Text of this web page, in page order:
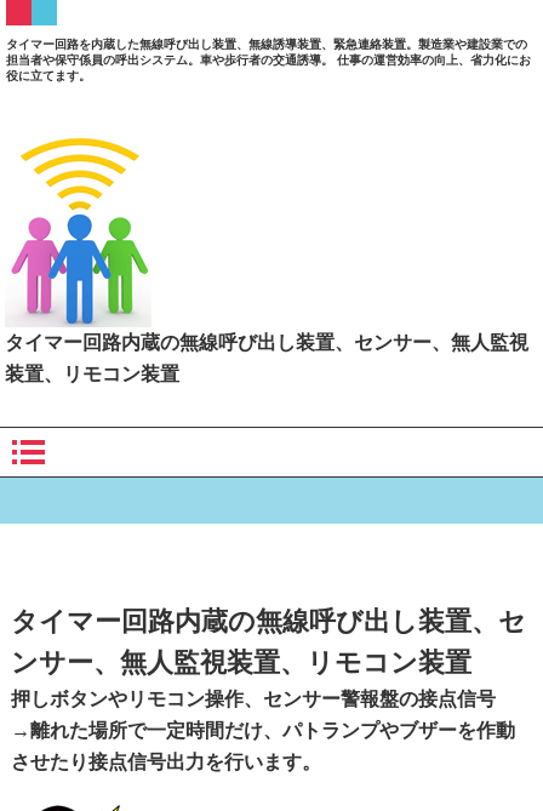
タイマー回路を内蔵した無線呼び出し装置、無線誘導装置、緊急連絡装置。製造業や建設業での
担当者や保守係員の呼出システム。車や歩行者の交通誘導。 仕事の運営効率の向上、省力化にお
役に立てます。
タイマー回路内蔵の無線呼び出し装置、センサー、無人監視
装置、リモコン装置
タイマー回路内蔵の無線呼び出し装置、セ
ンサー、無人監視装置、リモコン装置
押しボタンやリモコン操作、センサー警報盤の接点信号
→離れた場所で一定時間だけ、パトランプやブザーを作動
させたり接点信号出力を行います。